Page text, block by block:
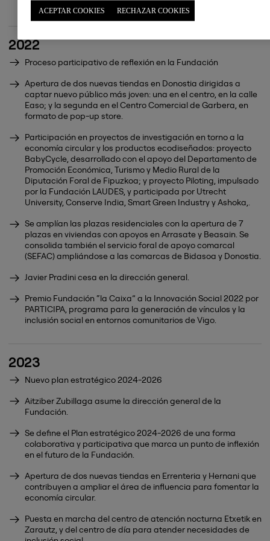
EAPN España.
2022
Proceso participativo de reflexión en la Fundación
Apertura de dos nuevas tiendas en Donostia dirigidas a
captar nuevo público más joven: una en el centro, en la calle
Easo; y la segunda en el Centro Comercial de Garbera, en
formato de pop-up store.
Participación en proyectos de investigación en torno a la
economía circular y los productos ecodiseñados: proyecto
BabyCycle, desarrollado con el apoyo del Departamento de
Promoción Económica, Turismo y Medio Rural de la
Diputación Foral de Fipuzkoa; y proyecto Piloting, impulsado
por la Fundación LAUDES, y participada por Utrecht
University, Conserve India, Smart Green Industry y Ashoka,.
Se amplían las plazas residenciales con la apertura de 7
plazas en viviendas con apoyos en Arrasate y Beasain. Se
consolida también el servicio foral de apoyo comarcal
(SEFAC) ampliándose a las comarcas de Bidasoa y Donostia.
Javier Pradini cesa en la dirección general.
Premio Fundación “la Caixa” a la Innovación Social 2022 por
PARTICIPA, programa para la generación de vínculos y la
inclusión social en entornos comunitarios de Vigo.
2023
Nuevo plan estratégico 2024-2026
Aitziber Zubillaga asume la dirección general de la
Fundación.
Se define el Plan estratégico 2024-2026 de una forma
colaborativa y participativa que marca un punto de inflexión
en el futuro de la Fundación.
Apertura de dos nuevas tiendas en Errenteria y Hernani que
contribuyen a ampliar el área de influencia para fomentar la
economía circular.
Puesta en marcha del centro de atención nocturna Etxetik en
Zarautz, y del centro de día para atender necesidades de
RECHAZAR COOKIES
ACEPTAR COOKIES